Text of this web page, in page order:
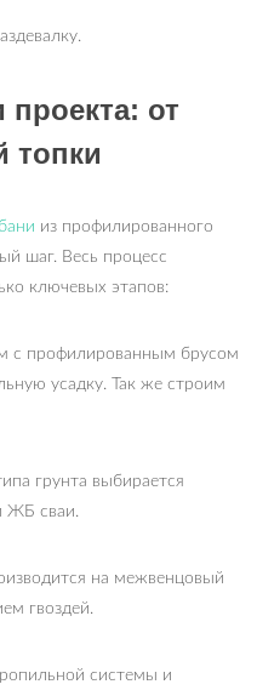
от
топки
из профилированного
шаг. Весь процесс
ключевых этапов:
с профилированным брусом
усадку. Так же строим
грунта выбирается
ЖБ сваи.
на межвенцовый
гвоздей.
системы и